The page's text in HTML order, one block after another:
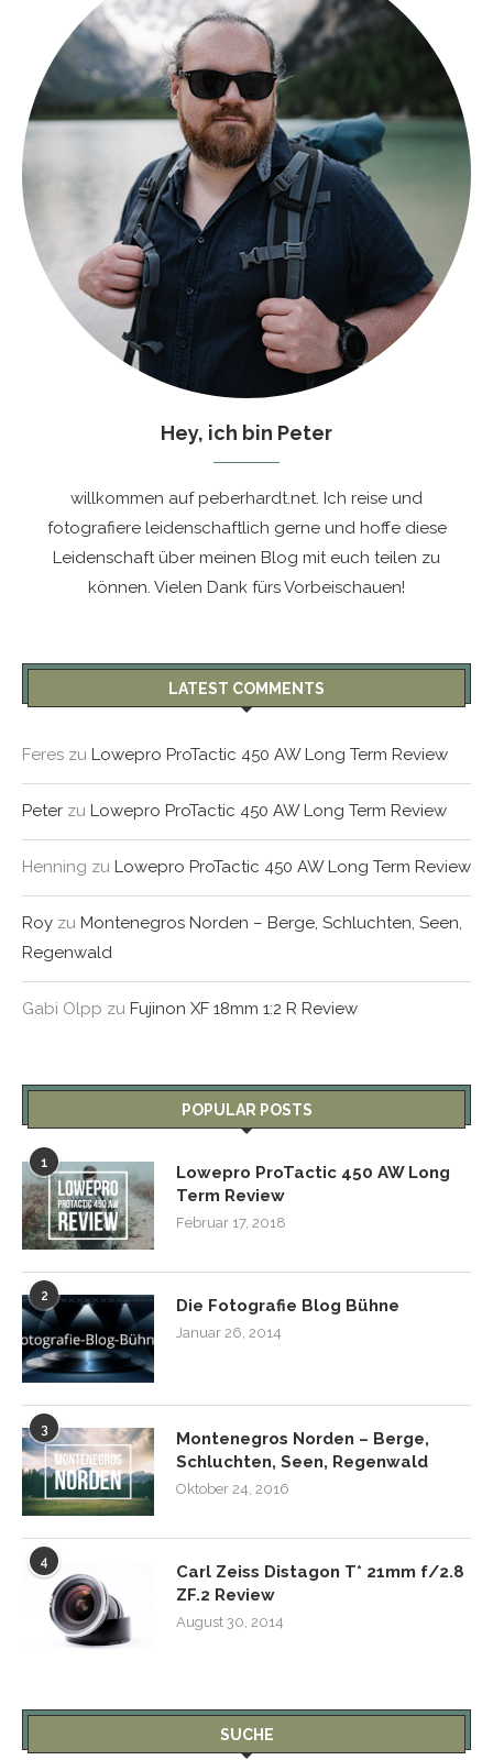
Hey, ich bin Peter
willkommen auf peberhardt.net. Ich reise und
fotografiere leidenschaftlich gerne und hoffe diese
Leidenschaft über meinen Blog mit euch teilen zu
können. Vielen Dank fürs Vorbeischauen!
LATEST COMMENTS
Feres zu Lowepro ProTactic 450 AW Long Term Review
Peter zu Lowepro ProTactic 450 AW Long Term Review
Henning zu Lowepro ProTactic 450 AW Long Term Review
Roy zu Montenegros Norden – Berge, Schluchten, Seen,
Regenwald
Gabi Olpp zu Fujinon XF 18mm 1:2 R Review
POPULAR POSTS
1
Lowepro ProTactic 450 AW Long
Term Review
Februar 17, 2018
2 Die Fotografie Blog Bühne
Januar 26, 2014
3
Montenegros Norden – Berge,
Schluchten, Seen, Regenwald
Oktober 24, 2016
4
Carl Zeiss Distagon T* 21mm f/2.8
ZF.2 Review
August 30, 2014
SUCHE